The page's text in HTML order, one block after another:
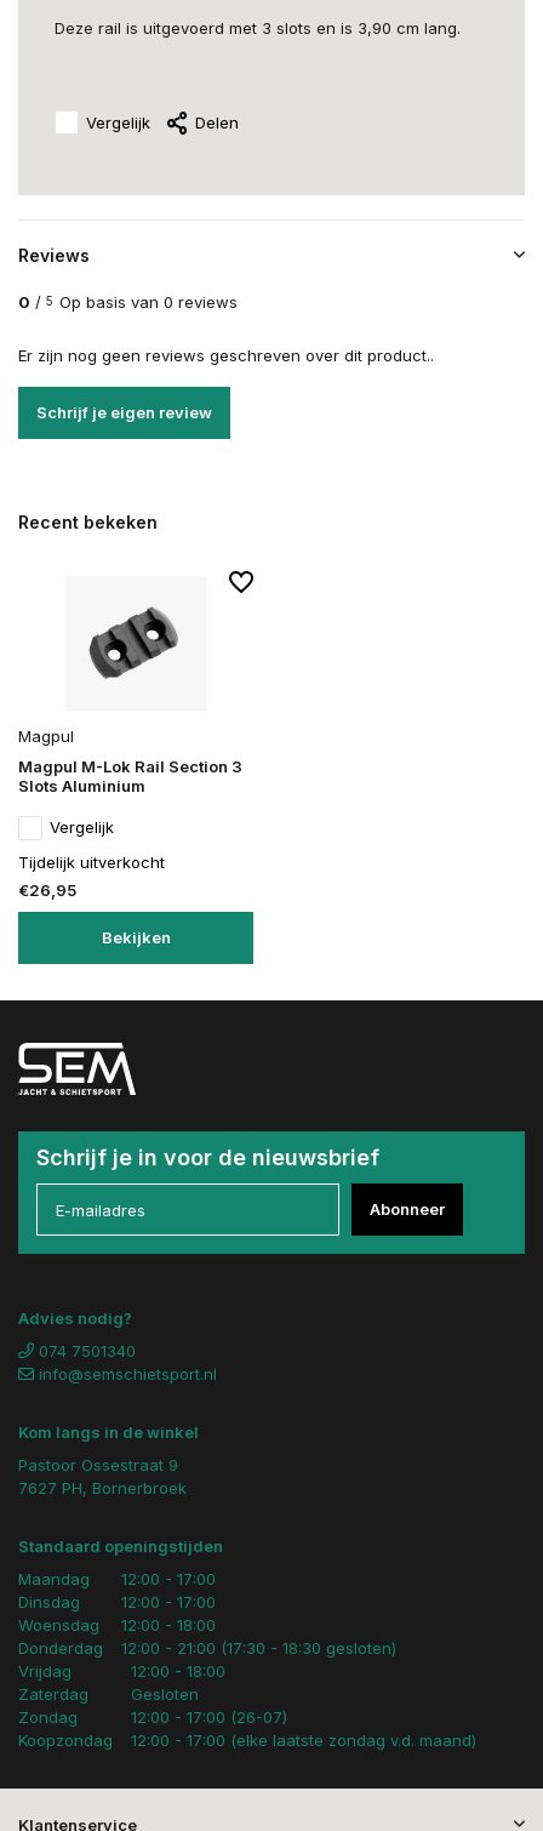
Deze rail is uitgevoerd met 3 slots en is 3,90 cm lang.
Vergelijk Delen
Reviews
0 / 5 Op basis van 0 reviews
Er zijn nog geen reviews geschreven over dit product..
Schrijf je eigen review
Recent bekeken
Magpul
Magpul M-Lok Rail Section 3
Slots Aluminium
Vergelijk
Tijdelijk uitverkocht
€26,95
Bekijken
Schrijf je in voor de nieuwsbrief
Abonneer
Advies nodig?
074 7501340
info@semschietsport.nl
Kom langs in de winkel
Pastoor Ossestraat 9
7627 PH, Bornerbroek
Standaard openingstijden
Maandag
Dinsdag
Woensdag
Donderdag
12:00 - 17:00
12:00 - 17:00
12:00 - 18:00
12:00 - 21:00 (17:30 - 18:30 gesloten)
Vrijdag
Zaterdag
Zondag
Koopzondag
12:00 - 18:00
Gesloten
12:00 - 17:00 (26-07)
12:00 - 17:00 (elke laatste zondag v.d. maand)
Klantenservice